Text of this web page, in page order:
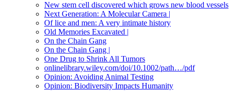
New stem cell discovered which grows new blood vessels
Next Generation: A Molecular Camera |
Of lice and men: A very intimate history
Old Memories Excavated |
On the Chain Gang
On the Chain Gang |
One Drug to Shrink All Tumors
onlinelibrary.wiley.com/doi/10.1002/path…/pdf
Opinion: Avoiding Animal Testing
Opinion: Biodiversity Impacts Humanity